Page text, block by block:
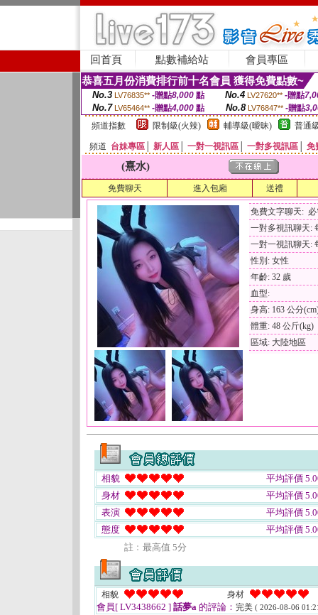
回首頁 點數補給站 會員專區
恭喜五月份消費排行前十名會員 獲得免費點數~
No.3 LV76835** -贈點8,000點 No.4 LV27620** -贈點
No.7 LV65464** -贈點4,000 點 No.8 LV76847** -贈點
頻道指數
限制級(火辣) 輔導級(曖昧) 普通
頻道 台妹專區 新人區 一對一視訊區 一對多視訊區 免
(熹水)
免費聊天 進入包廂 送禮
免費文字聊天:
一對多視訊聊天:
一對一視訊聊天:
性別: 女性
年齡: 32 歲
血型:
身高: 163 公分
體重: 48 公斤(kg)
區域: 大陸地區
相貌
平均評價
身材
平均評價
表演
平均評價
態度
平均評價
註﹕最高值 5分
相貌 身材
會員[ LV3438662 ] 話夢a 的評論： 完美 ( 2026-08-06